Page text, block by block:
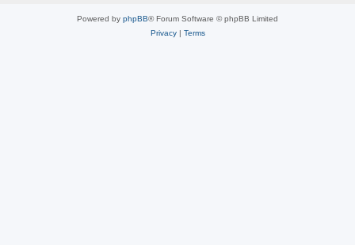
Powered by phpBB® Forum Software © phpBB Limited
Privacy| Terms